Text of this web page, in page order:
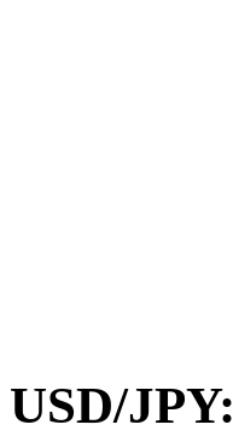
USD/JPY: